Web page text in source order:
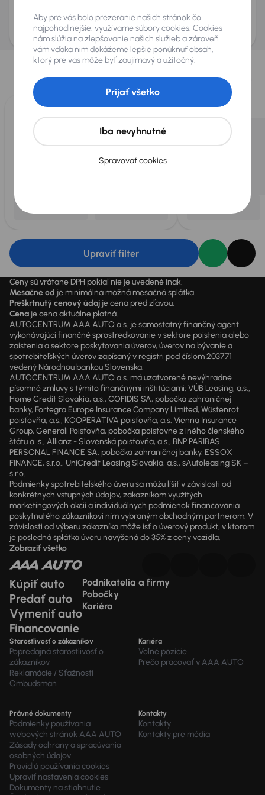
AURES Holdings a.s., so sídlom Dopravákov 874/15, Čimice, 184 00 Praha 8 bude
uchovávať a spracovávať vaše osobné údaje v súlade so zásadami ochrany a
spracovania osobných údajov.
Vybrali sme pre vás
Vyberáme pre vás tienajlepšie vozidláz našej ponuky. Každý deň
pre vás vykúpimeaž 400 vozidiel
Upraviť filter
Ceny sú vrátane DPH pokiaľ nie je uvedené inak.
Mesačne od je minimálna možná mesačná splátka.
Preškrtnutý cenový údaj je cena pred zľavou.
Cena je cena aktuálne platná.
AUTOCENTRUM AAA AUTO a.s. je samostatný finančný agent
vykonávajúci finančné sprostredkovanie v sektore poistenia alebo
zaistenia a sektore poskytovania úverov, úverov na bývanie a
spotrebiteľských úverov zapísaný v registri pod číslom 203771
vedený Národnou bankou Slovenska.
AUTOCENTRUM AAA AUTO a.s. má uzatvorené nevýhradné
písomné zmluvy s týmito finančnými inštitúciami: VÚB Leasing, a.s.,
Home Credit Slovakia, a.s., COFIDIS SA, pobočka zahraničnej
banky, Fortegra Europe Insurance Company Limited, Wüstenrot
poisťovňa, a.s., KOOPERATIVA poisťovňa, a.s. Vienna Insurance
Group, Generali Poisťovňa, pobočka poisťovne z iného členského
štátu a. s., Allianz - Slovenská poisťovňa, a.s., BNP PARIBAS
PERSONAL FINANCE SA, pobočka zahraničnej banky, ESSOX
FINANCE, s.r.o., UniCredit Leasing Slovakia, a.s., sAutoleasing SK –
s.r.o.
Podmienky spotrebiteľského úveru sa môžu líšiť v závislosti od
konkrétnych vstupných údajov, zákazníkom využitých
marketingových akcií a individuálnych podmienok financovania
poskytnutého zákazníkovi ním vybraným obchodným partnerom. V
závislosti od výberu zákazníka môže ísť o úverový produkt, v ktorom
je posledná splátka úveru navýšená do 35% z ceny vozidla.
Zobraziť všetko
Kúpiť auto
Predať auto
Vymeniť auto
Financovanie
Podnikatelia a firmy
Pobočky
Kariéra
Starostlivosť o zákazníkov
Popredajná starostlivosť o
zákazníkov
Reklamácie / Sťažnosti
Ombudsman
Kariéra
Voľné pozície
Prečo pracovať v AAA AUTO
Právné dokumenty
Podmienky používania
webových stránok AAA AUTO
Zásady ochrany a spracúvania
osobných údajov
Pravidlá používania cookies
Upraviť nastavenia cookies
Dokumenty na stiahnutie
Kontakty
Kontakty
Kontakty pre média
Aby pre vás bolo prezeranie našich stránok čo
najpohodlnejšie, využívame súbory cookies. Cookies
nám slúžia na zlepšovanie našich služieb a zároveň
vám vďaka nim dokážeme lepšie ponúknuť obsah,
ktorý pre vás môže byť zaujímavý a užitočný.
Spravovať cookies
Iba nevyhnutné
Prijať všetko